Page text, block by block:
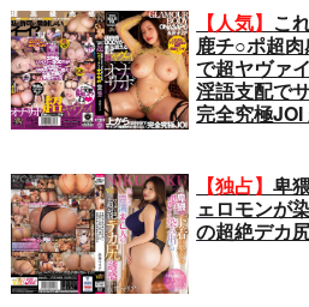
【人気】 こ
鹿チ○ポ超
で超ヤヴァ
淫語支配で
完全究極
【独占】卑
ェロモンが
の超絶デカ